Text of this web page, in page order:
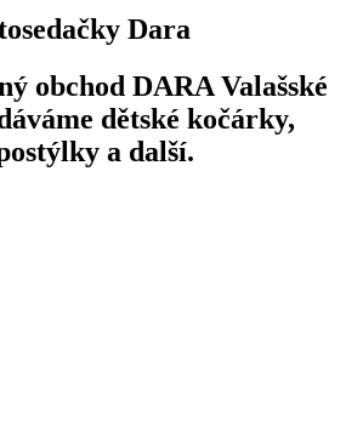
Dara
obchod DARA Valašské
dětské kočárky,
a další.